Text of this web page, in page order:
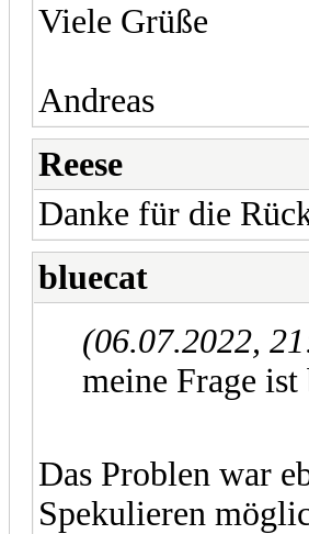
Viele Grüße
Andreas
Reese
Danke für die
bluecat
(06.07.2022,
meine Frage ist
Das Problen war
Spekulieren